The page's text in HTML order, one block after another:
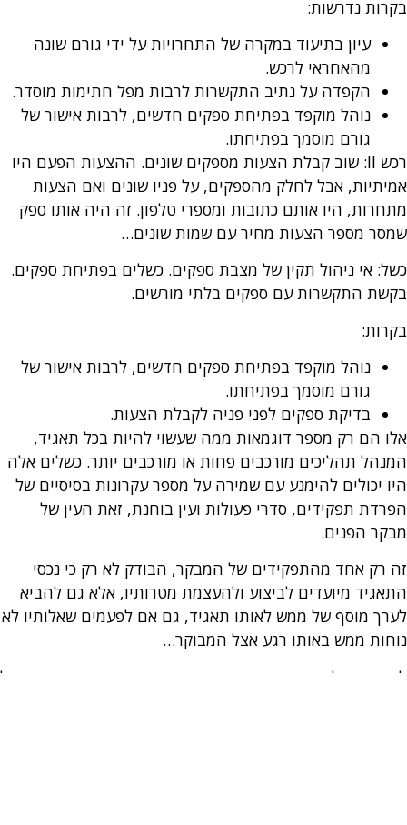
בקרות נדרשות:
עיון בתיעוד במקרה של התחרויות על ידי גורם שונה
מהאחראי לרכש.
הקפדה על נתיב התקשרות לרבות מפל חתימות מוסדר.
נוהל מוקפד בפתיחת ספקים חדשים, לרבות אישור של
גורם מוסמך בפתיחתו.
רכש II: שוב קבלת הצעות מספקים שונים. ההצעות הפעם היו
אמיתיות, אבל לחלק מהספקים, על פניו שונים ואם הצעות
מתחרות, היו אותם כתובות ומספרי טלפון. זה היה אותו ספק
שמסר מספר הצעות מחיר עם שמות שונים…
כשל: אי ניהול תקין של מצבת ספקים. כשלים בפתיחת ספקים.
בקשת התקשרות עם ספקים בלתי מורשים.
בקרות:
נוהל מוקפד בפתיחת ספקים חדשים, לרבות אישור של
גורם מוסמך בפתיחתו.
בדיקת ספקים לפני פניה לקבלת הצעות.
אלו הם רק מספר דוגמאות ממה שעשוי להיות בכל תאגיד,
המנהל תהליכים מורכבים פחות או מורכבים יותר. כשלים אלה
היו יכולים להימנע עם שמירה על מספר עקרונות בסיסיים של
הפרדת תפקידים, סדרי פעולות ועין בוחנת, זאת העין של
מבקר הפנים.
זה רק אחד מהתפקידים של המבקר, הבודק לא רק כי נכסי
התאגיד מיועדים לביצוע ולהעצמת מטרותיו, אלא גם להביא
לערך מוסף של ממש לאותו תאגיד, גם אם לפעמים שאלותיו לא
נוחות ממש באותו רגע אצל המבוקר…
לעומקה של הביקורת, פיתוח סביבת בקרה נאותה בארגון, גדול